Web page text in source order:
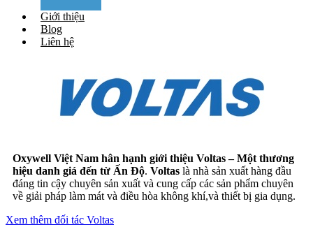
Giới thiệu
Blog
Liên hệ
Oxywell Việt Nam hân hạnh giới thiệu Voltas – Một thương
hiệu danh giá đến từ Ấn Độ. Voltas là nhà sản xuất hàng đầu
đáng tin cậy chuyên sản xuất và cung cấp các sản phẩm chuyên
về giải pháp làm mát và điều hòa không khí,và thiết bị gia dụng.
Xem thêm đối tác Voltas